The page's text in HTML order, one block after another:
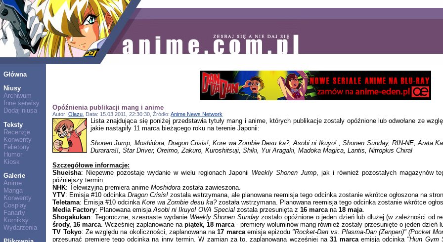
Główna
Niusy
Archiwum
Inne serwisy
Dodaj niusa
Teksty
Recenzje
Konwenty
Felietony
Humor
Kiosk
Galerie
Anime
Manga
Konwenty
Cosplay
Fanarty
Komiksy
Wydarzenia
Opóźnienia publikacji mang i anime
Autor:Olazu , Data: 15.03.2011, 22:30:30, Źródło:Anime News Network
Lista znajdująca się poniżej przedstawia tytuły mang i anime, których publikacje zostały opóźnione lub odwołane ze
jakie nastąpiły 11 marca bieżącego roku na terenie Japonii:
Shonen Jump, Moshidora, Dragon Crisis!, Kore wa Zombie Desu ka?, Asobi ni Ikuyo! , Shonen Sunday, RIN-NE, Arata
Durarara!!, Star Driver, Oreimo, Zakuro, Kuroshitsuji, Shiki, Yui Aragaki, Madoka Magica, Lantis, Nitroplus Chiral
Szczegółowe informacje:
Shueisha: Niepewne pozostaje wydanie w wielu regionach Japonii Weekly Shonen Jump , jak i również pozostałych magazynów
późniejszy termin.
NHK: Telewizyjna premiera animeMoshidora została zawieszona.
YTV: Emisja #10 odcinkaDragon Crisis! została wstrzymana, ale planowana reemisja tego odcinka zostanie wkrótce ogłoszona na
Teletama: Emisja #10 odcinkaKore wa Zombie desu ka?została wstrzymana. Planowana reemisja tego odcinka zostanie wkrótce
Media Factory: Planowana emisjaAsobi ni Ikuyo! OVA Special została przesunięta z16 marca na18 maja
Shogakukan: Tegoroczne, szesnaste wydanie Weekly Shonen Sundayzostało opóźnione o jeden dzień lub dłużej (w zależności od
środy, 16 marca . Wcześniej zaplanowane napiątek, 18 marca - premiery woluminów mang również zostały przesunięte o jeden dzień
TV Tokyo: Ze względu na okoliczności, zaplanowana na17 marcaemisja epizodu "Rocket-Dan vs. Plasma-Dan (Zenpen)" (Pocket
przesunąć premierę tego odcinka na inny termin. W zamian za to, zaplanowana wcześniej na31 marcaemisja odcinka "Hiun Gym